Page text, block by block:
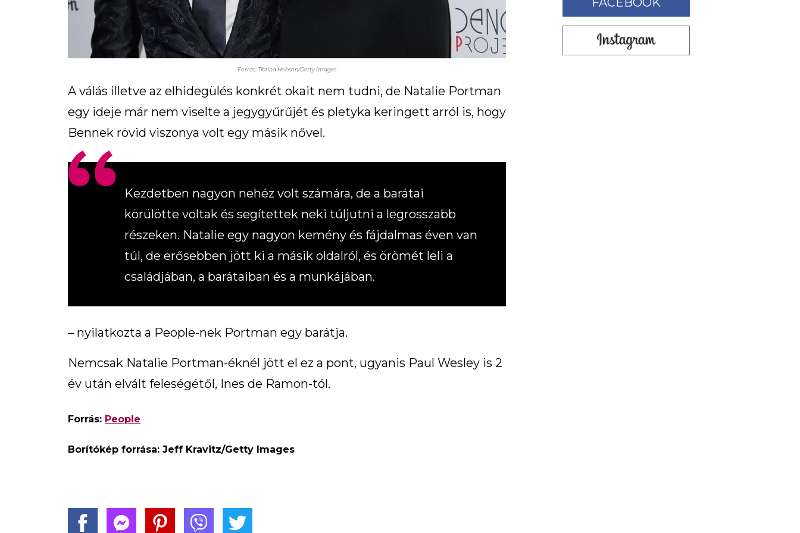
Forrás: Tibrina Hobson/Getty Images
A válás illetve az elhidegülés konkrét okait nem tudni, de Natalie Portman
egy ideje már nem viselte a jegygyűrűjét és pletyka keringett arról is, hogy
Bennek rövid viszonya volt egy másik nővel.
Kezdetben nagyon nehéz volt számára, de a barátai
körülötte voltak és segítettek neki túljutni a legrosszabb
részeken. Natalie egy nagyon kemény és fájdalmas éven van
túl, de erősebben jött ki a másik oldalról, és örömét leli a
családjában, a barátaiban és a munkájában.
– nyilatkozta a People-nek Portman egy barátja.
Nemcsak Natalie Portman-éknél jött el ez a pont, ugyanis Paul Wesley is 2
év után elvált feleségétől, Ines de Ramon-tól.
Forrás: People
Borítókép forrása: Jeff Kravitz/Getty Images